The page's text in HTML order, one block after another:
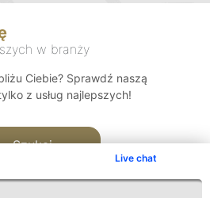
Live chat
w branży
Ciebie? Sprawdź naszą
z usług najlepszych!
Szukaj